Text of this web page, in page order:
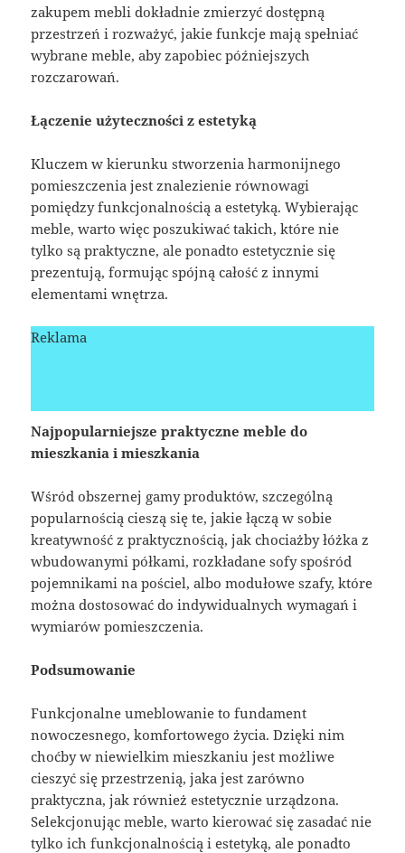
zakupem mebli dokładnie zmierzyć dostępną
przestrzeń i rozważyć, jakie funkcje mają spełniać
wybrane meble, aby zapobiec późniejszych
rozczarowań.
Łączenie użyteczności z estetyką
Kluczem w kierunku stworzenia harmonijnego
pomieszczenia jest znalezienie równowagi
pomiędzy funkcjonalnością a estetyką. Wybierając
meble, warto więc poszukiwać takich, które nie
tylko są praktyczne, ale ponadto estetycznie się
prezentują, formując spójną całość z innymi
elementami wnętrza.
Reklama
Najpopularniejsze praktyczne meble do
mieszkania i mieszkania
Wśród obszernej gamy produktów, szczególną
popularnością cieszą się te, jakie łączą w sobie
kreatywność z praktycznością, jak chociażby łóżka z
wbudowanymi półkami, rozkładane sofy spośród
pojemnikami na pościel, albo modułowe szafy, które
można dostosować do indywidualnych wymagań i
wymiarów pomieszczenia.
Podsumowanie
Funkcjonalne umeblowanie to fundament
nowoczesnego, komfortowego życia. Dzięki nim
choćby w niewielkim mieszkaniu jest możliwe
cieszyć się przestrzenią, jaka jest zarówno
praktyczna, jak również estetycznie urządzona.
Selekcjonując meble, warto kierować się zasadać nie
tylko ich funkcjonalnością i estetyką, ale ponadto